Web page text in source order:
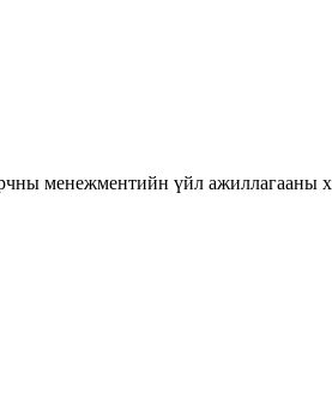
менежментийн үйл ажиллагааны